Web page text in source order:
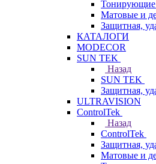
Тонирующие
Матовые и
Защитная,
КАТАЛОГИ
MODECOR
SUN TEK
Назад
SUN TEK
Защитная,
ULTRAVISION
ControlTek
Назад
ControlTek
Защитная,
Матовые и